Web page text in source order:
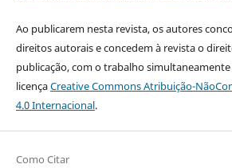
Ao publicarem nesta revista, os autores
direitos autorais e concedem à revista o
publicação, com o trabalho
licençaCreative Commons Atribuição-
4.0 Internacional.
Como Citar